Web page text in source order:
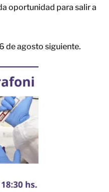
oportunidad para salir a
de agosto siguiente.